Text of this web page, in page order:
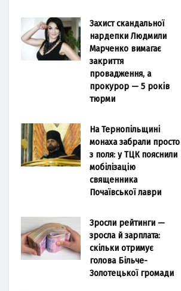
Захист скандальної
нардепки Людмили
Марченко вимагає
закриття
провадження, а
прокурор — 5 років
тюрми
На Тернопільщині
монаха забрали просто
з поля: у ТЦК пояснили
мобілізацію
священника
Почаївської лаври
Зросли рейтинги —
зросла й зарплата:
скільки отримує
голова Більче-
Золотецької громади